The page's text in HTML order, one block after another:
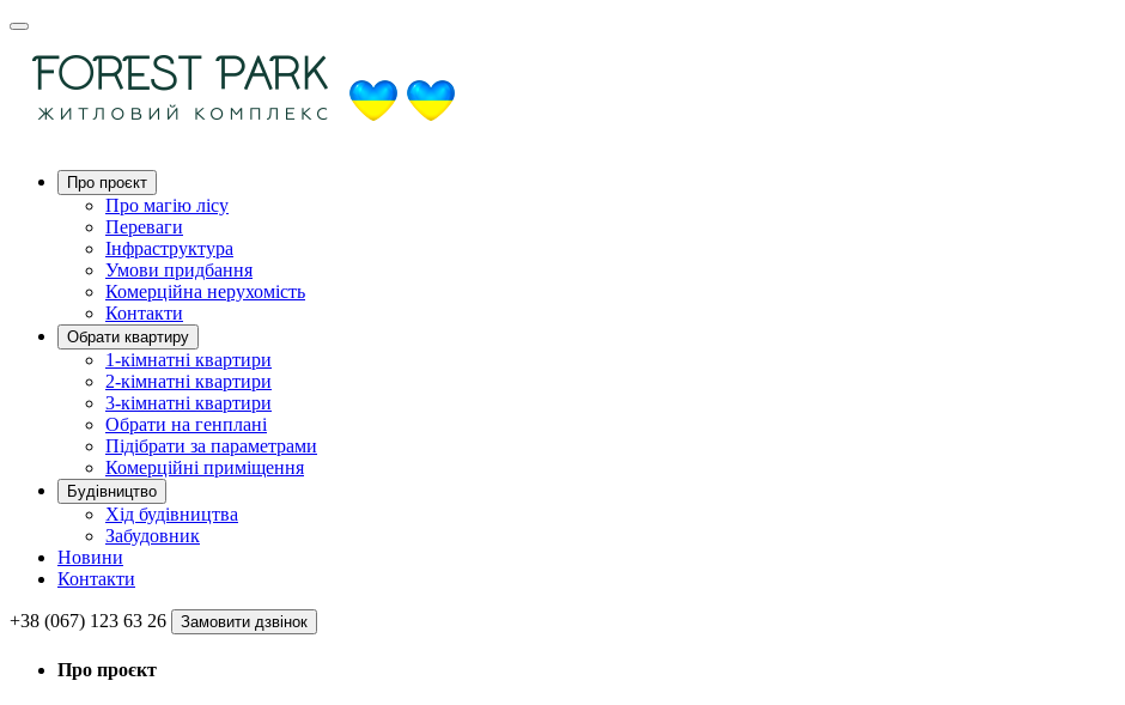
Про проєкт
Про магію ліcу
Переваги
Інфраструктура
Умови придбання
Комерційна нерухомість
Контакти
Обрати квартиру
1-кімнатні квартири
2-кімнатні квартири
3-кімнатні квартири
Обрати на генплані
Підібрати за параметрами
Комерційні приміщення
Будівництво
Хід будівництва
Забудовник
Новини
Контакти
+38 (067) 123 63 26 Замовити дзвінок
Про проєкт